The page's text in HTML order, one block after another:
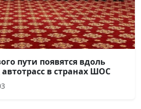
пути появятся вдоль
в странах ШОС